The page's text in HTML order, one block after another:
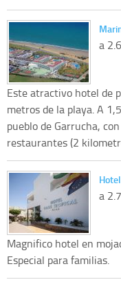
a
Este atractivo hotel de
metros de la playa. A
pueblo de Garrucha,
restaurantes (2
a
Magnifico hotel en
Especial para familias.